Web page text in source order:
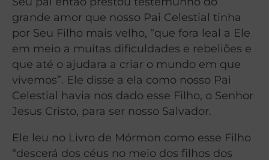
grande amor que nosso Pai Celestial tinha
por Seu Filho mais velho, “que fora leal a Ele
em meio a muitas dificuldades e rebeliões e
que até o ajudara a criar o mundo em que
vivemos”. Ele disse a ela como nosso Pai
Celestial havia nos dado esse Filho, o Senhor
Jesus Cristo, para ser nosso Salvador.
Ele leu no Livro de Mórmon como esse Filho
“descerá dos céus no meio dos filhos dos